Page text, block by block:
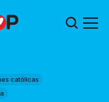
católicas